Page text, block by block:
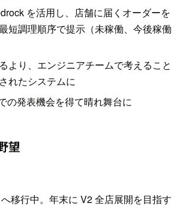
を活用し、店舗に届くオーダーを
短調理順序で提示（未稼働、今後稼働
より、エンジニアチームで考えること
れたシステムに
の発表機会を得て晴れ舞台に
望
移行中。年末に V2 全店展開を目指す